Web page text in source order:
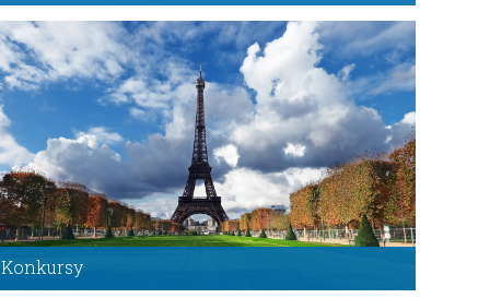
W serwisie specjalnym znajdziesz mapę, na której
zaznaczone są wszystkie nasze oddziały.
Wejdź do serwisu
Konkursy